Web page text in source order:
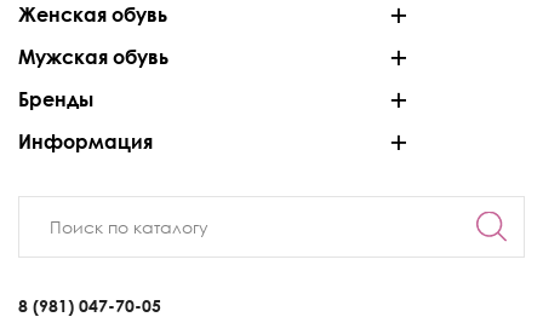
Женская обувь
Мужская обувь
Бренды
Информация
8 (981) 047-70-05